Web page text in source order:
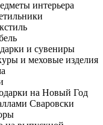
интерьера
и сувениры
и меховые изделия
на Новый Год
Сваровски